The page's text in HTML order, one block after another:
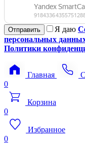
Я даю
персональных
Политики
Главная
0
Корзина
0
Избранное
0